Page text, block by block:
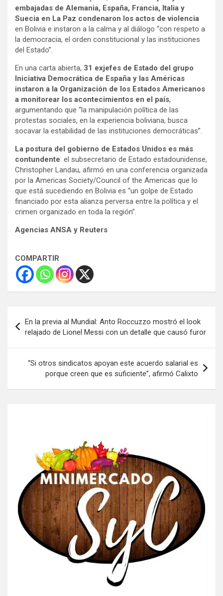
embajadas de Alemania, España, Francia, Italia y
Suecia en La Paz condenaron los actos de violencia
en Bolivia e instaron a la calma y al diálogo “con respeto a
la democracia, el orden constitucional y las instituciones
del Estado”.
En una carta abierta, 31 exjefes de Estado del grupo
Iniciativa Democrática de España y las Américas
instaron a la Organización de los Estados Americanos
a monitorear los acontecimientos en el país,
argumentando que “la manipulación política de las
protestas sociales, en la experiencia boliviana, busca
socavar la estabilidad de las instituciones democráticas”.
La postura del gobierno de Estados Unidos es más
contundente: el subsecretario de Estado estadounidense,
Christopher Landau, afirmó en una conferencia organizada
por la Americas Society/Council of the Americas que lo
que está sucediendo en Bolivia es “un golpe de Estado
financiado por esta alianza perversa entre la política y el
crimen organizado en toda la región”.
Agencias ANSA y Reuters
COMPARTIR
de
entradas
En la previa al Mundial: Anto Roccuzzo mostró el look
relajado de Lionel Messi con un detalle que causó furor
“Si otros sindicatos apoyan este acuerdo salarial es
porque creen que es suficiente”, afirmó Calixto